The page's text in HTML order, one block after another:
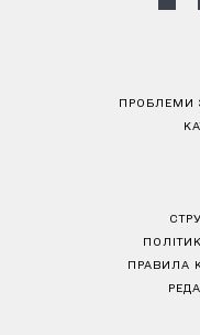
ПРОБЛЕМИ
ПРАВИЛА